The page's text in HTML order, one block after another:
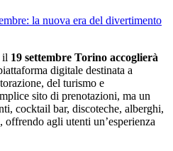
il 19 settembre Torino accoglierà
digitale destinata a
del turismo e
sito di prenotazioni, ma un
cocktail bar, discoteche, alberghi,
agli utenti un’esperienza